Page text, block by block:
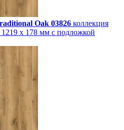
Oak 03826 коллекция
1219 x 178 мм с подложкой